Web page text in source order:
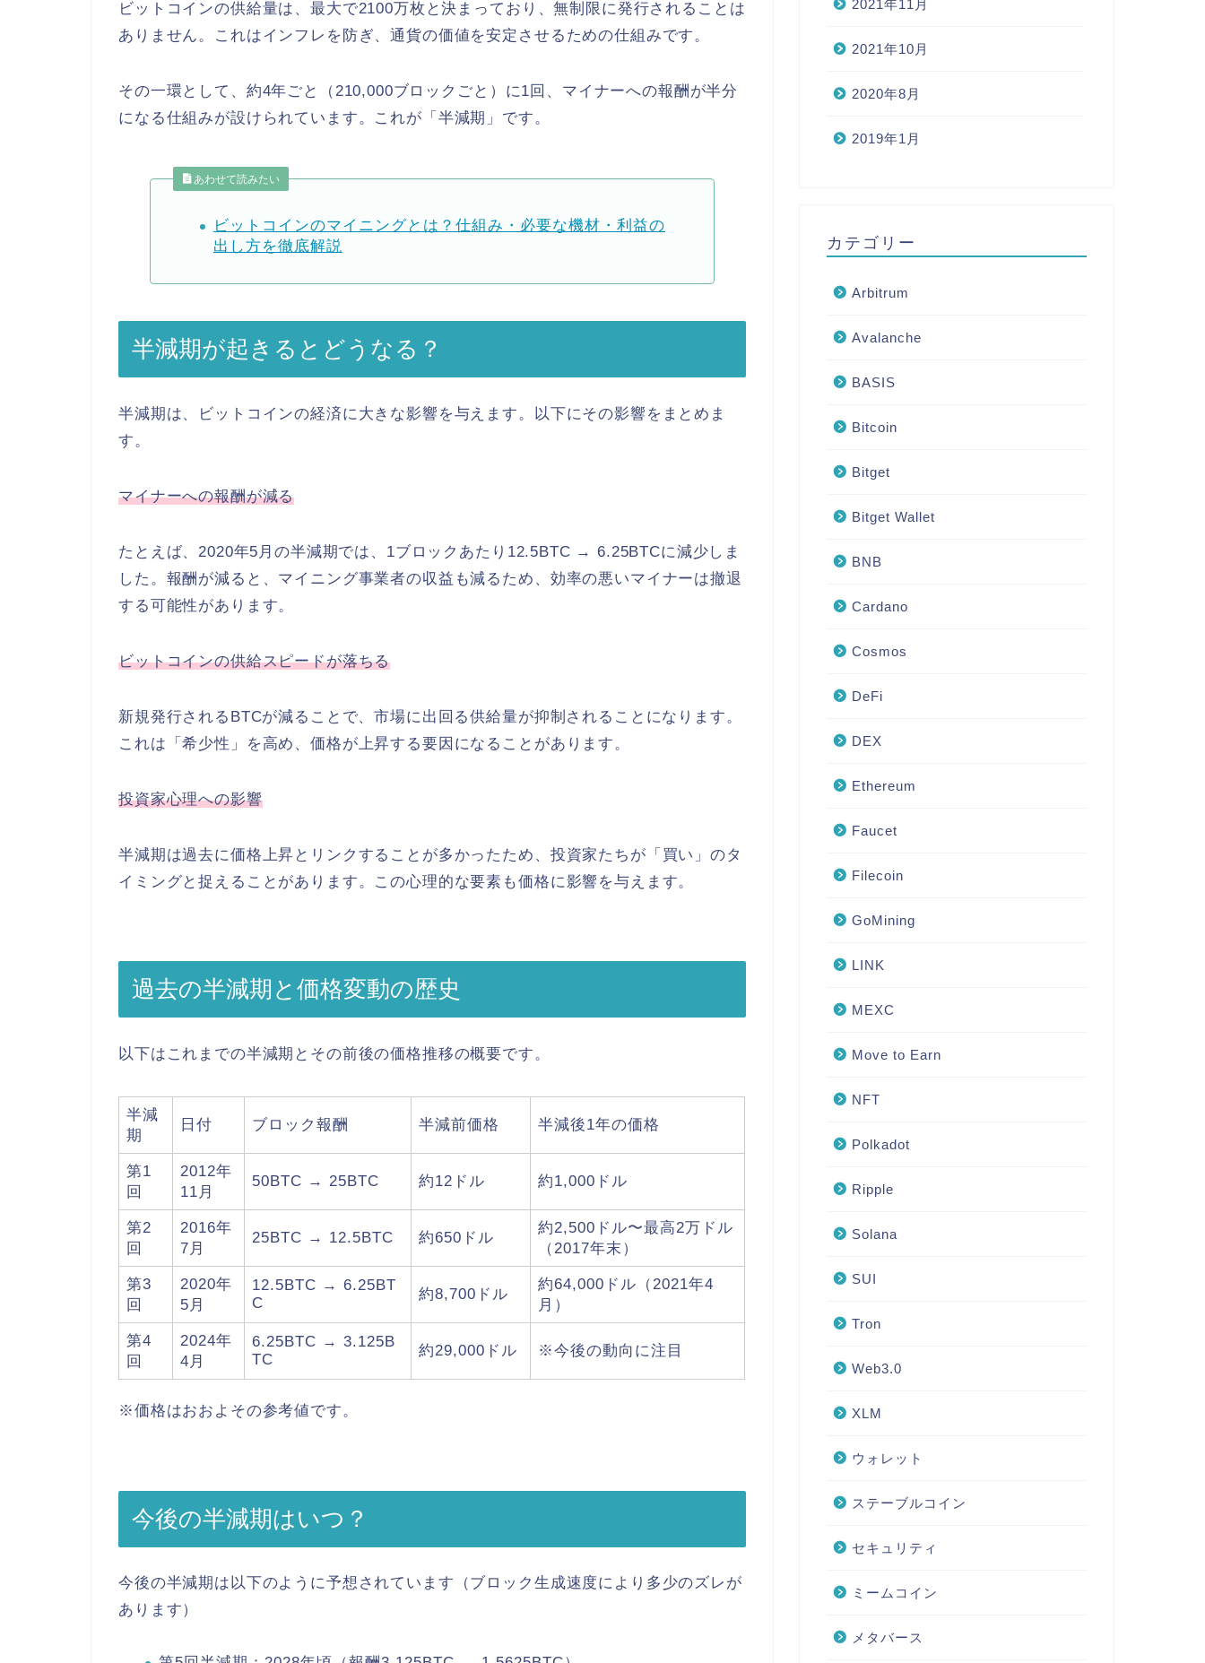
ビットコインの供給量は、最大で2100万枚と決まっており、無制限に発行されることは
ありません。これはインフレを防ぎ、通貨の価値を安定させるための仕組みです。
その一環として、約4年ごと（210,000ブロックごと） に1回、 マイナーへの報酬が半分
になる仕組みが設けられています。 これが「半減期」です。
あわせて読みたい
ビットコインのマイニングとは？仕組み・必要な機材・利益の
出し方を徹底解説
半減期が起きるとどうなる？
半減期は、ビットコインの経済に大きな影響を与えます。
以下にその影響をまとめま
す。
マイナーへの報酬が減る
たとえば、2020年5月の半減期では、1ブロックあたり12.5BTC → 6.25BTCに減少しま
した。報酬が減ると、 マイニング事業者の収益も減るため、 効率の悪いマイナーは撤退
する可能性があります。
ビットコインの供給スピードが落ちる
新規発行されるBTCが減ることで、市場に出回る供給量が抑制されることになります。
これは「希少性」を高め、価格が上昇する要因になることがあります。
投資家心理への影響
半減期は過去に価格上昇とリンクすることが多かったため、 投資家たちが「買い」のタ
イミングと捉えることがあります。 この心理的な要素も価格に影響を与えます。
過去の半減期と価格変動の歴史
以下はこれまでの半減期とその前後の価格推移の概要です。
半減
期
日付 ブロック報酬 半減前価格 半減後1年の価格
第1
回
2012年
11月
50BTC → 25BTC 約12ドル 約1,000ドル
第2
回
2016年
7月
25BTC → 12.5BTC 約650ドル
約2,500ドル〜最高2万ドル
（2017年末）
第3
回
2020年
5月
12.5BTC → 6.25BT
C
約8,700ドル
約64,000ドル（2021年4
月）
第4
回
2024年
4月
6.25BTC → 3.125B
TC
約29,000ドル ※今後の動向に注目
※価格はおおよその参考値です。
今後の半減期はいつ？
今後の半減期は以下のように予想されています（ブロック生成速度により多少のズレが
あります）
2021年11月
2021年10月
2020年8月
2019年1月
カテゴリー
Arbitrum
Avalanche
BASIS
Bitcoin
Bitget
Bitget Wallet
BNB
Cardano
Cosmos
DeFi
DEX
Ethereum
Faucet
Filecoin
GoMining
LINK
MEXC
Move to Earn
NFT
Polkadot
Ripple
Solana
SUI
Tron
Web3.0
XLM
ウォレット
ステーブルコイン
セキュリティ
ミームコイン
メタバース